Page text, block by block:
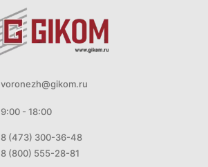
voronezh@gikom.ru
9:00 - 18:00
8 (473) 300-36-48
8 (800) 555-28-81